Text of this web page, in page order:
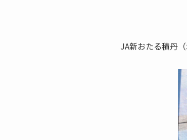
JA新おたる積丹